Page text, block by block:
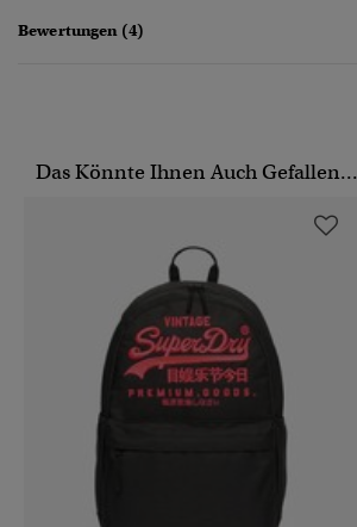
Bewertungen (4)
Das Könnte Ihnen Auch Gefallen...